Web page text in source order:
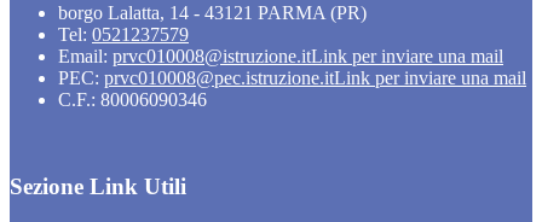
borgo Lalatta, 14 - 43121 PARMA (PR)
Tel: 0521237579
Email: prvc010008@istruzione.itLink per inviare una mail
PEC: prvc010008@pec.istruzione.itLink per inviare una mail
C.F.: 80006090346
Sezione Link Utili